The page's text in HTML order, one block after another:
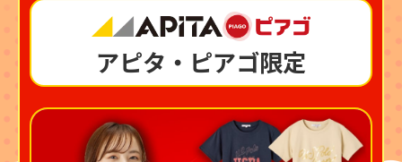
アピタ・ピアゴ限定